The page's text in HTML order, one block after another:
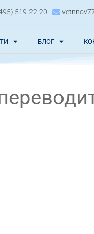
519-22-20
БЛОГ